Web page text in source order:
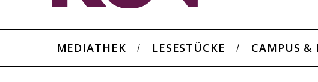
MEDIATHEK LESESTÜCKE CAMPUS &